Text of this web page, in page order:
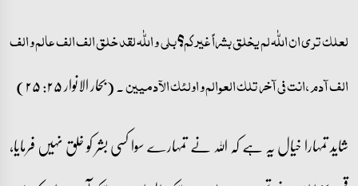
لعلک تری ان اللّٰہ لم یخلق بشراً غیرکم؟ بلی و اللّٰہ لقد خلق الف الف عالم و الف
الف آدم، انت فی آخر تلک العوالم و اولئک الآدمیین۔ (بحار الانوار ۲۵: ۲۵)
شاید تمہارا خیال یہ ہے کہ اللہ نے تمہارے سوا کسی بشر کو خلق نہیں فرمایا،